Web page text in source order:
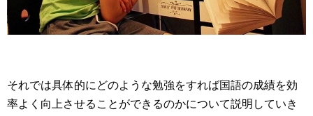
それでは具体的にどのような勉強をすれば国語の成績を効
率よく向上させることができるのかについて説明していき